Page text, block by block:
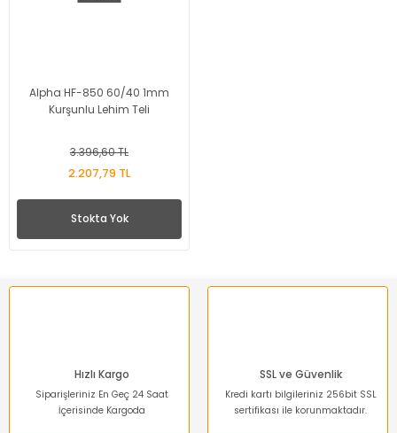
Alpha HF-850 60/40 1mm
Kurşunlu Lehim Teli
3.396,60 TL
2.207,79 TL
Stokta Yok
Hızlı Kargo
Siparişleriniz En Geç 24 Saat
İçerisinde Kargoda
SSL ve Güvenlik
Kredi kartı bilgileriniz 256bit SSL
sertifikası ile korunmaktadır.